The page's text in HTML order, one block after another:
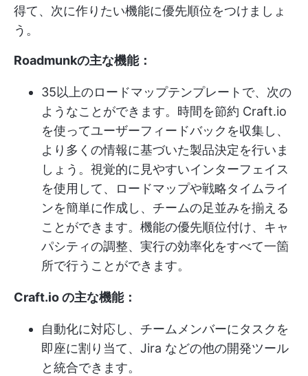
得て、次に作りたい機能に優先順位をつけましょ
う。
Roadmunkの主な機能：
35以上のロードマップテンプレートで、次の
ようなことができます。 時間を節約 Craft.io
を使ってユーザーフィードバックを収集し、
より多くの情報に基づいた製品決定を行いま
しょう。視覚的に見やすいインターフェイス
を使用して、ロードマップや戦略タイムライ
ンを簡単に作成し、チームの足並みを揃える
ことができます。機能の優先順位付け、キャ
パシティの調整、実行の効率化をすべて一箇
所で行うことができます。
Craft.io の主な機能：
自動化に対応し、チームメンバーにタスクを
即座に割り当て、Jira などの他の開発ツール
と統合できます。